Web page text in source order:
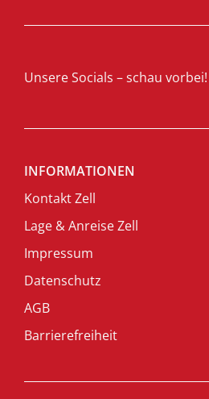
Unsere Socials – schau vorbei!
INFORMATIONEN
Kontakt Zell
Lage & Anreise Zell
Impressum
Datenschutz
AGB
Barrierefreiheit